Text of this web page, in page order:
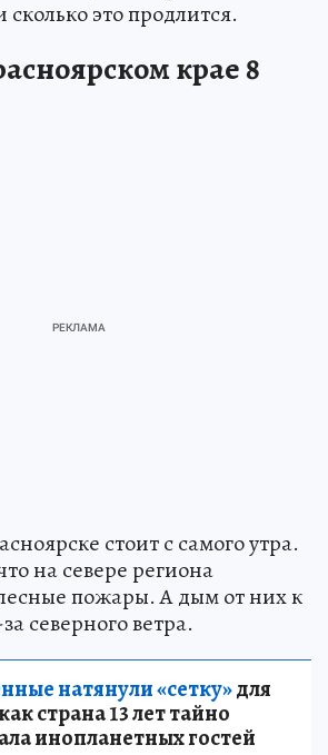
это продлится.
крае 8
стоит с самого утра.
на севере региона
пожары. А дым от них к
северного ветра.
натянули «сетку»для
страна 13 лет тайно
инопланетных гостей